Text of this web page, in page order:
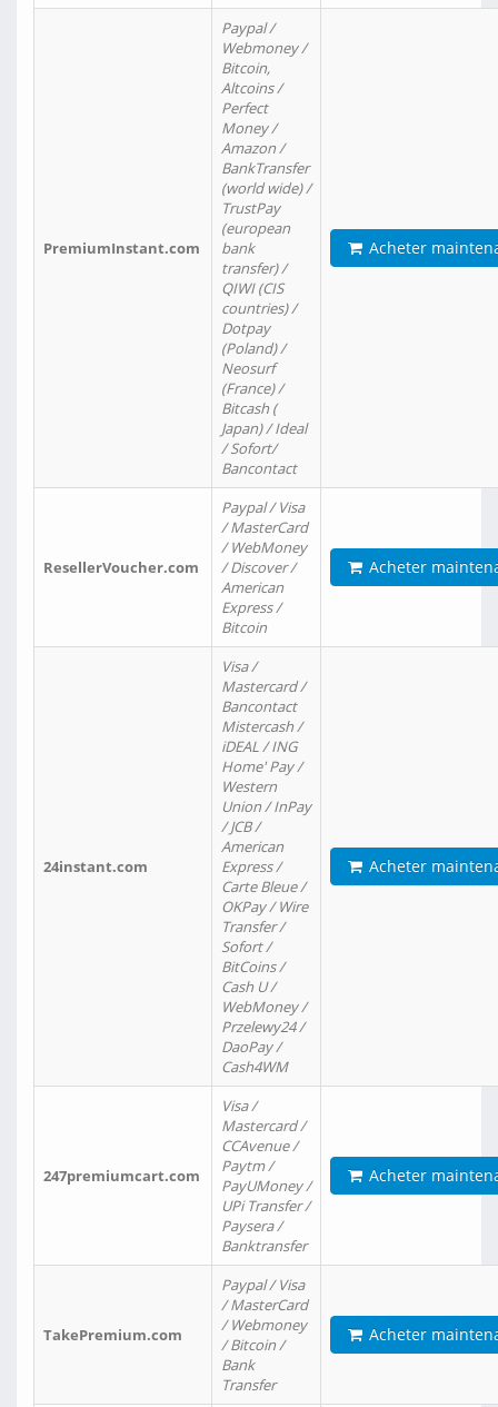
PremiumInstant.com
Paypal /
Webmoney /
Bitcoin,
Altcoins /
Perfect
Money /
Amazon /
BankTransfer
(world wide) /
TrustPay
(european
bank
transfer) /
QIWI (CIS
countries) /
Dotpay
(Poland) /
Neosurf
(France) /
Bitcash (
Japan) / Ideal
/ Sofort/
Bancontact
Acheter
ResellerVoucher.com
Paypal / Visa
/ MasterCard
/ WebMoney
/ Discover /
American
Express /
Bitcoin
Acheter
24instant.com
Visa /
Mastercard /
Bancontact
Mistercash /
iDEAL / ING
Home' Pay /
Western
Union / InPay
/ JCB /
American
Express /
Carte Bleue /
OKPay / Wire
Transfer /
Sofort /
BitCoins /
Cash U /
WebMoney /
Przelewy24 /
DaoPay /
Cash4WM
Acheter
247premiumcart.com
Visa /
Mastercard /
CCAvenue /
Paytm /
PayUMoney /
UPi Transfer /
Paysera /
Banktransfer
Acheter
TakePremium.com
Paypal / Visa
/ MasterCard
/ Webmoney
/ Bitcoin /
Bank
Transfer
Acheter